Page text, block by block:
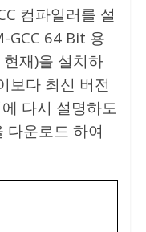
컴파일러를 설
GCC 64 Bit 용
재)을 설치하
보다 최신 버전
다시 설명하도
다운로드 하여